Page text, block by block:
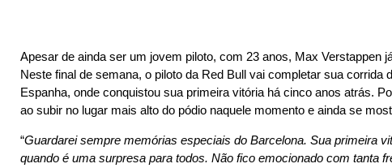
Apesar de ainda ser um jovem piloto, com 23 anos, Max Verstappen
Neste final de semana, o piloto da Red Bull vai completar sua corrida
Espanha, onde conquistou sua primeira vitória há cinco anos atrás.
ao subir no lugar mais alto do pódio naquele momento e ainda se
“Guardarei sempre memórias especiais do Barcelona. Sua primeira
quando é uma surpresa para todos. Não fico emocionado com tanta